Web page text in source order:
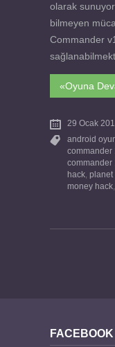
olarak
bilmeyen
Commander
«Oyuna
29 Ocak
android
commander
commander
hack, planet
money hack,